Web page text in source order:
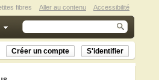
Accessibilité
Aller au contenu
fibres
Créer un compte S'identifier